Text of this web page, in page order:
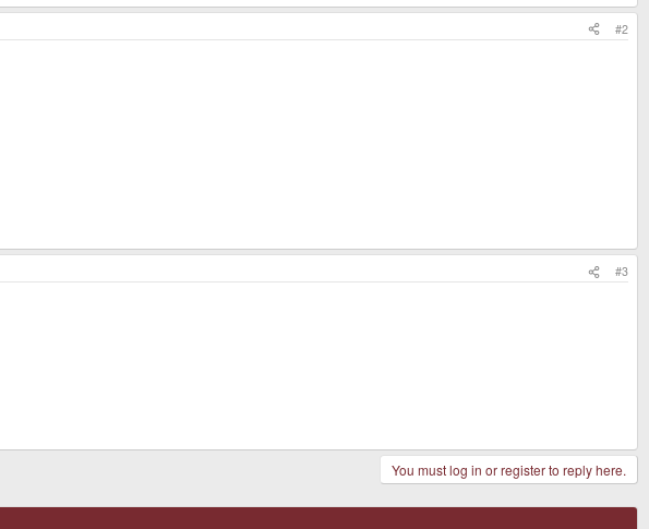
#2
#3
You must log in or register to reply here.